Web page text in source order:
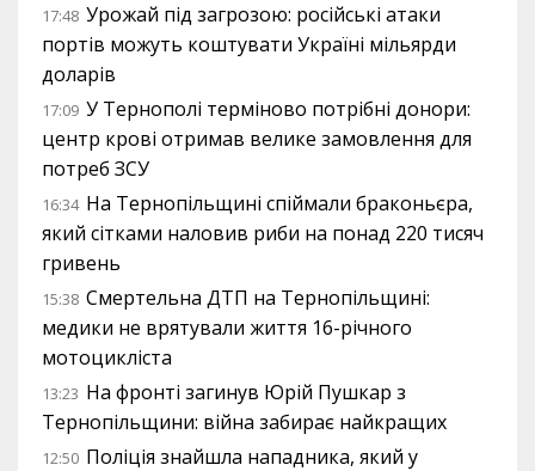
17:48 Урожай під загрозою: російські атаки
портів можуть коштувати Україні мільярди
доларів
17:09 У Тернополі терміново потрібні донори:
центр крові отримав велике замовлення для
потреб ЗСУ
16:34 На Тернопільщині спіймали браконьєра,
який сітками наловив риби на понад 220 тисяч
гривень
15:38 Смертельна ДТП на Тернопільщині:
медики не врятували життя 16-річного
мотоцикліста
13:23 На фронті загинув Юрій Пушкар з
Тернопільщини: війна забирає найкращих
12:50 Поліція знайшла нападника, який у